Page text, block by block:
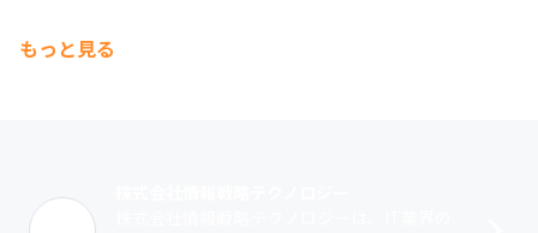
もっと見る